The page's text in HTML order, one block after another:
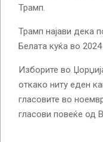
Трамп.
Трамп најави дека
Белата куќа во
Изборите во
откако ниту еден
гласовите во
гласови повеќе од